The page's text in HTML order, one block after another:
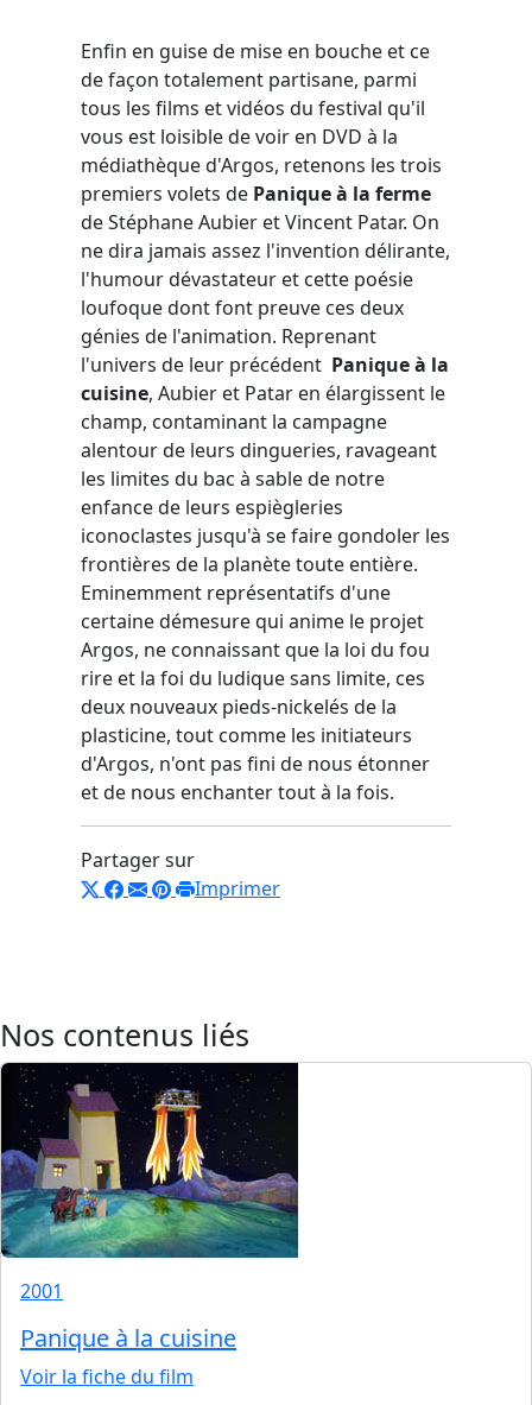
Enfin en guise de mise en bouche et ce
de façon totalement partisane, parmi
tous les films et vidéos du festival qu'il
vous est loisible de voir en DVD à la
médiathèque d'Argos, retenons les trois
premiers volets de Panique à la ferme
de Stéphane Aubier et Vincent Patar. On
ne dira jamais assez l'invention délirante,
l'humour dévastateur et cette poésie
loufoque dont font preuve ces deux
génies de l'animation. Reprenant
l'univers de leur précédent Panique à la
cuisine, Aubier et Patar en élargissent le
champ, contaminant la campagne
alentour de leurs dingueries, ravageant
les limites du bac à sable de notre
enfance de leurs espiègleries
iconoclastes jusqu'à se faire gondoler les
frontières de la planète toute entière.
Eminemment représentatifs d'une
certaine démesure qui anime le projet
Argos, ne connaissant que la loi du fou
rire et la foi du ludique sans limite, ces
deux nouveaux pieds-nickelés de la
plasticine, tout comme les initiateurs
d'Argos, n'ont pas fini de nous étonner
et de nous enchanter tout à la fois.
Partager sur
Imprimer
Nos contenus liés
2001
Panique à la cuisine
Voir la fiche du film